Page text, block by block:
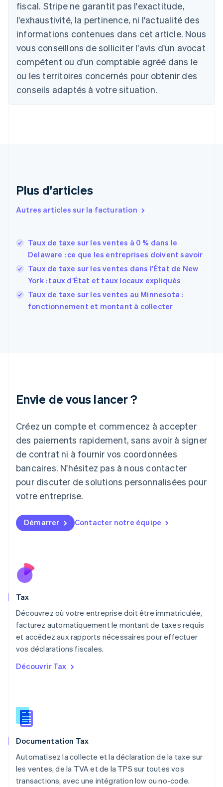
fiscal. Stripe ne garantit pas l'exactitude,
l'exhaustivité, la pertinence, ni l'actualité des
informations contenues dans cet article. Nous
vous conseillons de solliciter l'avis d'un avocat
compétent ou d'un comptable agréé dans le
ou les territoires concernés pour obtenir des
conseils adaptés à votre situation.
Plus d'articles
Autres articles sur la facturation
Taux de taxe sur les ventes à 0 % dans le
Delaware : ce que les entreprises doivent savoir
Taux de taxe sur les ventes dans l’État de New
York : taux d’État et taux locaux expliqués
Taux de taxe sur les ventes au Minnesota :
fonctionnement et montant à collecter
Envie de vous lancer ?
Créez un compte et commencez à accepter
des paiements rapidement, sans avoir à signer
de contrat ni à fournir vos coordonnées
bancaires. N'hésitez pas à nous contacter
pour discuter de solutions personnalisées pour
votre entreprise.
Démarrer Contacter notre équipe
Tax
Découvrez où votre entreprise doit être immatriculée,
facturez automatiquement le montant de taxes requis
et accédez aux rapports nécessaires pour effectuer
vos déclarations fiscales.
Découvrir Tax
Documentation Tax
Automatisez la collecte et la déclaration de la taxe sur
les ventes, de la TVA et de la TPS sur toutes vos
transactions, avec une intégration low ou no-code.
Autriche
Belgique
NederlandsFrançaisDeutschEnglish
Brésil
PortuguêsEnglish
Bulgarie
English
English Français
Chine continentale
English
Espagne
États-Unis
EnglishEspañol简体中文
Finlande
English Svenska
FrançaisEnglish
Gibraltar
English
Italie
Japon
日本語
Lettonie
English
Liechtenstein
DeutschEnglish
English
FrançaisDeutschEnglish
Malaisie
Mexique
Español
Nouvelle-Zélande
Pays-Bas
NederlandsEnglish
Pologne
Portugal
République tchèque
English
English
Royaume-Uni
Singapour
English简体中文